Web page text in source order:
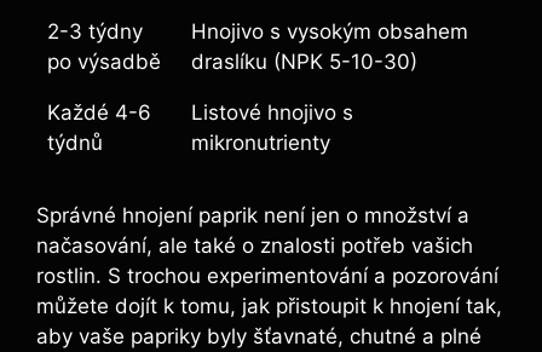
2-3 týdny
po výsadbě
Hnojivo s vysokým obsahem
draslíku‍ (NPK 5-10-30)
Každé 4-6⁤
týdnů
Listové‍ hnojivo⁤ s⁣
mikronutrienty
Správné hnojení paprik není jen o množství ⁢a
načasování,​ ale také o‌ znalosti potřeb vašich
rostlin. S trochou experimentování ‌a pozorování
můžete dojít‌ k ​tomu, jak přistoupit k hnojení tak,
aby vaše papriky byly​ šťavnaté, chutné a plné